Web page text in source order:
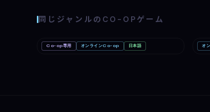
同じジャンルのCO-OPゲーム
Big Walk
Co-op専用 オンラインCo-op 日本語 オ